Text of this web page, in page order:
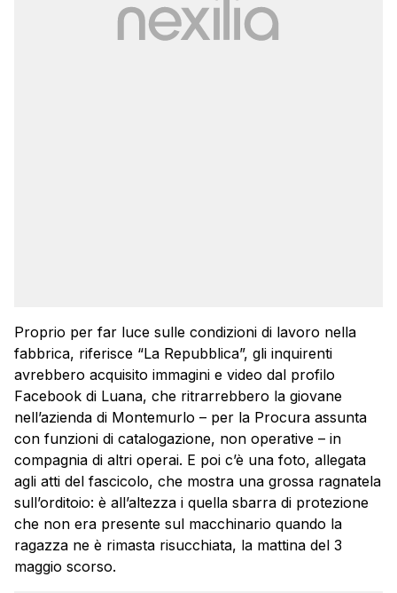
Proprio per far luce sulle condizioni di lavoro nella
fabbrica, riferisce “La Repubblica”, gli inquirenti
avrebbero acquisito immagini e video dal profilo
Facebook di Luana, che ritrarrebbero la giovane
nell’azienda di Montemurlo – per la Procura assunta
con funzioni di catalogazione, non operative – in
compagnia di altri operai. E poi c’è una foto, allegata
agli atti del fascicolo, che mostra una grossa ragnatela
sull’orditoio: è all’altezza i quella sbarra di protezione
che non era presente sul macchinario quando la
ragazza ne è rimasta risucchiata, la mattina del 3
maggio scorso.